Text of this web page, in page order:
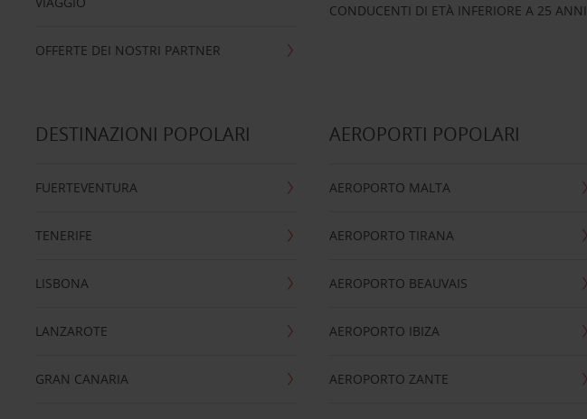
OFFERTE DEI NOSTRI PARTNER
CONDUCENTI DI ETÀ INFERIORE A 25 ANNI
DESTINAZIONI POPOLARI
FUERTEVENTURA
TENERIFE
LISBONA
LANZAROTE
GRAN CANARIA
AEROPORTI POPOLARI
AEROPORTO MALTA
AEROPORTO TIRANA
AEROPORTO BEAUVAIS
AEROPORTO IBIZA
AEROPORTO ZANTE